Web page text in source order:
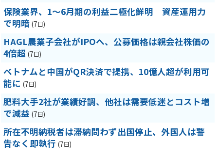
保険業界、1～6月期の利益二極化鮮明 資産運用力
で明暗 (7日)
HAGL農業子会社がIPOへ、公募価格は親会社株価の
4倍超 (7日)
ベトナムと中国がQR決済で提携、10億人超が利用可
能に (7日)
肥料大手2社が業績好調、他社は需要低迷とコスト増
で減益 (7日)
所在不明納税者は滞納問わず出国停止、外国人は警
告なく即執行 (7日)